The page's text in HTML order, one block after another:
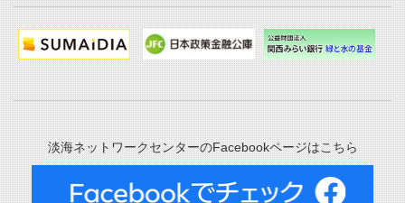
淡海ネットワークセンターのFacebookページはこちら